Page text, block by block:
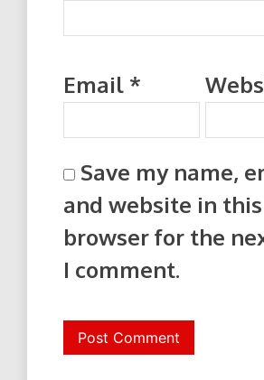
Email *
Save my name,
and website in this
browser for the
I comment.